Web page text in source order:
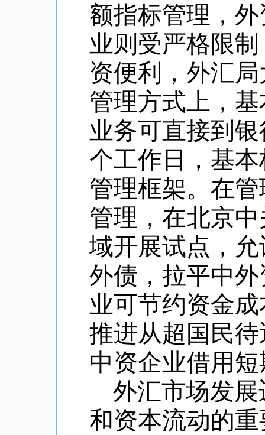
额指标管理，
业则受严格限
资便利，外汇
管理方式上，
业务可直接到
个工作日，基
管理框架。在
管理，在北京
域开展试点，
外债，拉平中
业可节约资金
推进从超国民
中资企业借用
外汇市场发展
和资本流动的